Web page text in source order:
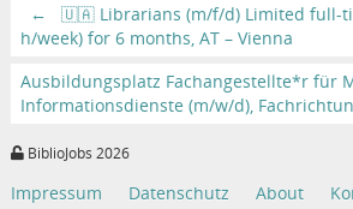
←
🇺🇦 Librarians (m/f/d) Limited full-
h/week) for 6 months, AT – Vienna
Ausbildungsplatz Fachangestellte*r für
Informationsdienste (m/w/d),
BiblioJobs 2026
Impressum Datenschutz About